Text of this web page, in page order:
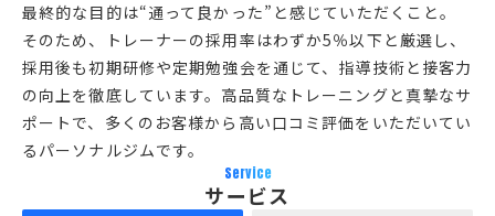
最終的な目的は“通って良かった”と感じていただくこと。
そのため、トレーナーの採用率はわずか5％以下と厳選し、
採用後も初期研修や定期勉強会を通じて、指導技術と接客力
の向上を徹底しています。高品質なトレーニングと真摯なサ
ポートで、多くのお客様から高い口コミ評価をいただいてい
るパーソナルジムです。
Service
サービス